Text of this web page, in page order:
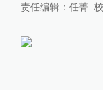
责任编辑： 任菁